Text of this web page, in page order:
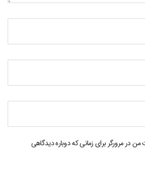
من در مرورگر برای زمانی که دوباره دیدگاهی